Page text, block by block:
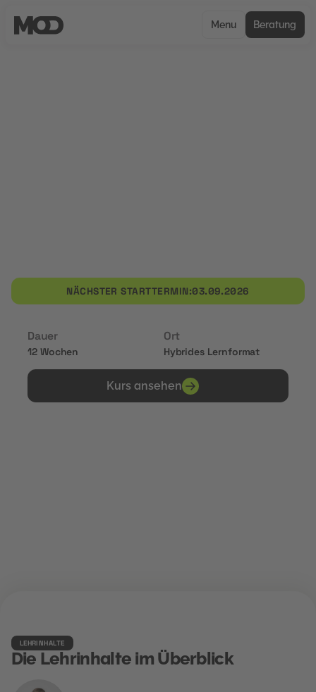
Menu Beratung
NÄCHSTER STARTTERMIN:03.09.2026
Dauer
12 Wochen
Ort
Hybrides Lernformat
Kurs ansehen
LEHRINHALTE
Die Lehrinhalte im Überblick